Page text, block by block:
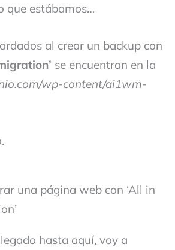
que estábamos…
al crear un backup con
se encuentran en la
wp-content/ai1wm-
una página web con ‘All in
hasta aquí, voy a